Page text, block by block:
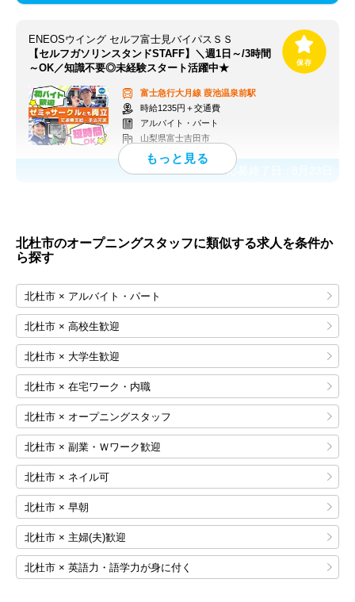
ENEOSウイング セルフ富士見バイパスＳＳ
【セルフガソリンスタンドSTAFF】＼週1日～/3時間
～OK／知識不要◎未経験スタート活躍中★
富士急行大月線 葭池温泉前駅
時給1235円＋交通費
アルバイト・パート
山梨県富士吉田市
応募終了日：
北杜市のオープニングスタッフに類似する求人を条件か
ら探す
北杜市 × アルバイト・パート
北杜市 × 高校生歓迎
北杜市 × 大学生歓迎
北杜市 × 在宅ワーク・内職
北杜市 × オープニングスタッフ
北杜市 × 副業・Ｗワーク歓迎
北杜市 × ネイル可
北杜市 × 早朝
北杜市 × 主婦(夫)歓迎
北杜市 × 英語力・語学力が身に付く